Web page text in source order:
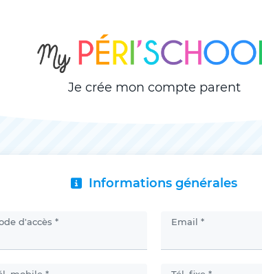
Je crée mon compte parent
Informations générales
d'accès * Email *